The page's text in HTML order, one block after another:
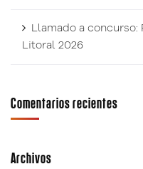
Llamado a
Litoral 2026
Comentarios recientes
Archivos